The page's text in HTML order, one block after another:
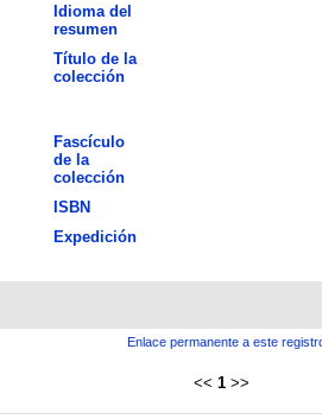
Idioma del
resumen
Título de la
colección
Fascículo
de la
colección
ISBN
Expedición
Enlace permanente a este
<< 1 >>